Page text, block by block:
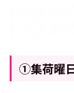
①集荷曜